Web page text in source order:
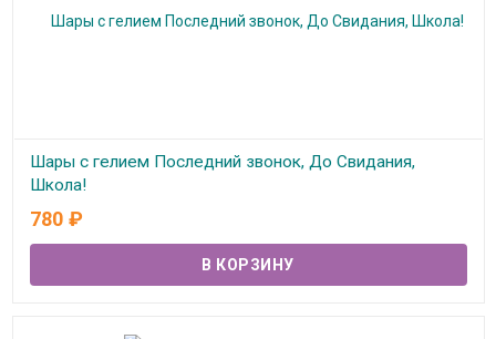
Шары с гелием Последний звонок, До Свидания,
Школа!
Под заказ
780 ₽